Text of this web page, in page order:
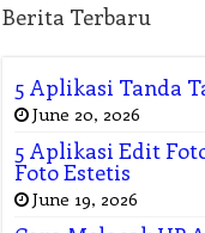
Berita Terbaru
5 Aplikasi Tanda
June 20, 2026
5 Aplikasi Edit
Foto Estetis
June 19, 2026